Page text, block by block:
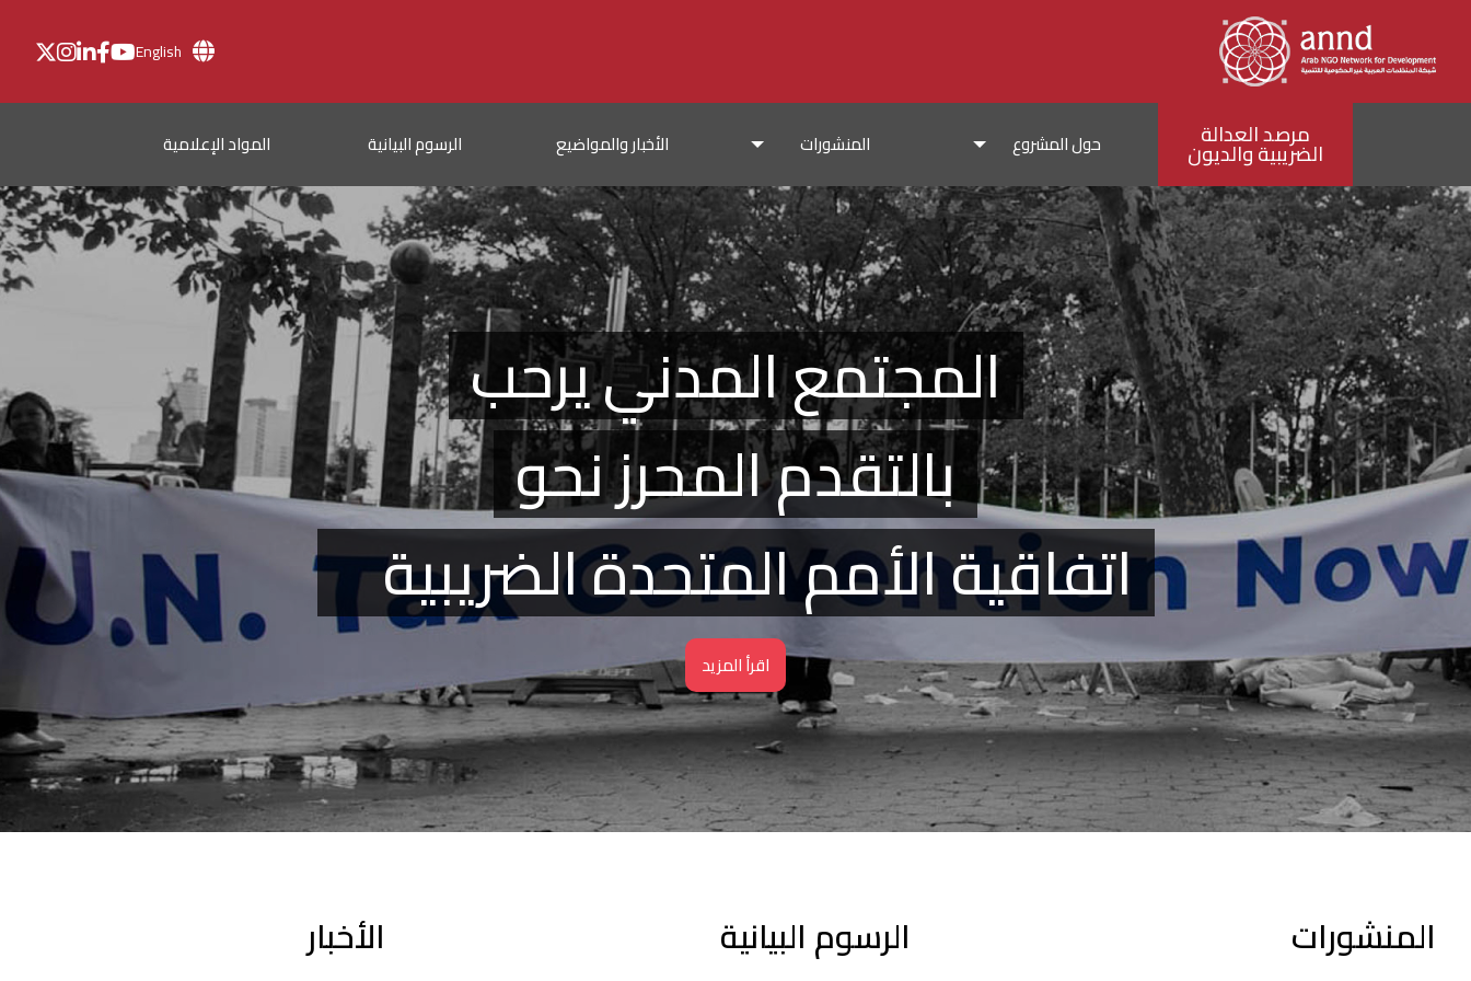
English
مرصد العدالة
الضريبية والديون حول المشروع المنشورات الأخبار والمواضيع الرسوم البيانية المواد الإعلامية
المجتمع المدني يرحب
بالتقدم المحرز نحو
اتفاقية الأمم المتحدة الضريبية
اقرأ المزيد
المنشورات الرسوم البيانية الأخبار